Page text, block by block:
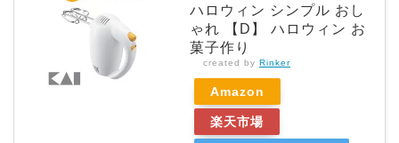
ハロウィン シンプル おし
ゃれ 【D】 ハロウィン お
菓子作り
created by Rinker
Amazon
楽天市場